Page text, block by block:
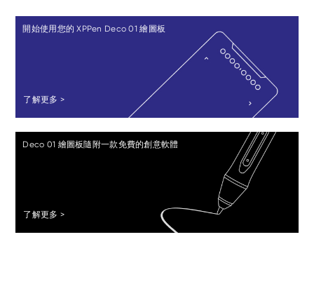
開始使用您的 XPPen Deco 01 繪圖板
了解更多 >
Deco 01 繪圖板隨附一款免費的創意軟體
了解更多 >